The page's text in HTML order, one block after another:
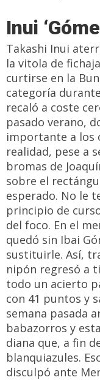
Inui
Takashi Inui
la vitola de
curtirse en la
categoría
recaló a coste
pasado verano,
importante a los
realidad, pese a
bromas de
sobre el
esperado. No le
principio de
del foco. En el
quedó sin Ibai
sustituirle. Así,
nipón regresó a
todo un acierto
con 41 puntos y
semana pasada
babazorros y
diana que, a fin
blanquiazules.
disculpó ante